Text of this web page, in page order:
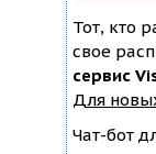
Тот, кто
свое
сервис
Для
Чат-бот